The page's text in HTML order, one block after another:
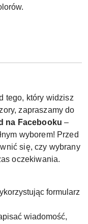
tego, który widzisz
zapraszamy do
na Facebooku –
wyborem! Przed
się, czy wybrany
oczekiwania.
formularz
wiadomość,